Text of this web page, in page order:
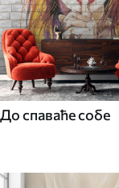
До спаваће собе